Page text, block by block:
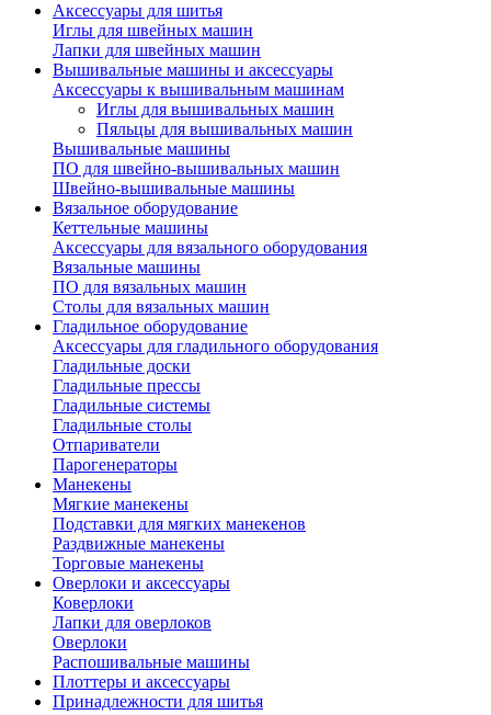
Аксессуары для шитья
Иглы для швейных машин
Лапки для швейных машин
Вышивальные машины и аксессуары
Аксессуары к вышивальным машинам
Иглы для вышивальных машин
Пяльцы для вышивальных машин
Вышивальные машины
ПО для швейно-вышивальных машин
Швейно-вышивальные машины
Вязальное оборудование
Кеттельные машины
Аксессуары для вязального оборудования
Вязальные машины
ПО для вязальных машин
Столы для вязальных машин
Гладильное оборудование
Аксессуары для гладильного оборудования
Гладильные доски
Гладильные прессы
Гладильные системы
Гладильные столы
Отпариватели
Парогенераторы
Манекены
Мягкие манекены
Подставки для мягких манекенов
Раздвижные манекены
Торговые манекены
Оверлоки и аксессуары
Коверлоки
Лапки для оверлоков
Оверлоки
Распошивальные машины
Плоттеры и аксессуары
Принадлежности для шитья